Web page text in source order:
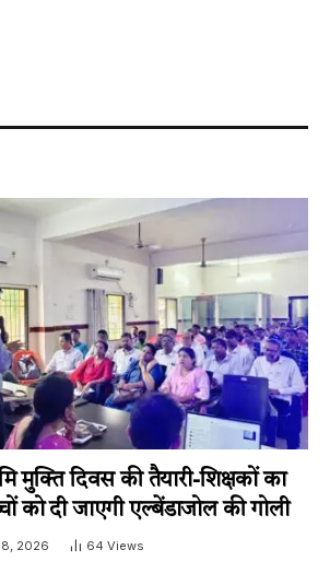
मुक्ति दिवस की तैयारी-शिक्षकों का
को दी जाएगी एल्बेंडाजोल की गोली
2026 64 Views